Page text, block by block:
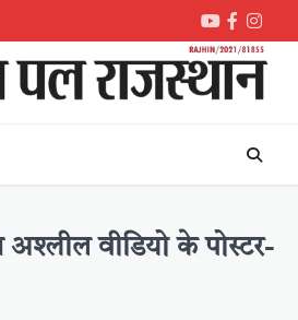
Youtube
वीडियो के पोस्टर-